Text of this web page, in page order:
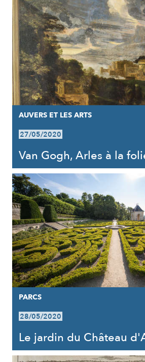
AUVERS ET LES ARTS
27/05/2020
Van Gogh, Arles à la
PARCS
28/05/2020
Le jardin du Château